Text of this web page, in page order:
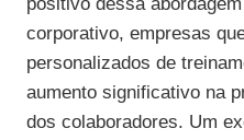
corporativo, empresas
personalizados de
aumento significativo na
dos colaboradores. Um